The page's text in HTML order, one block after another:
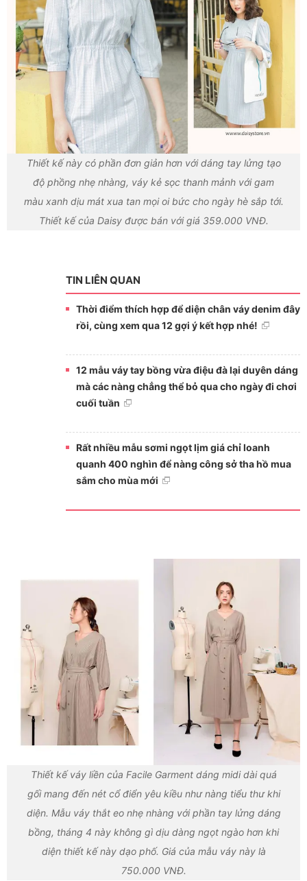
Thiết kế này có phần đơn giản hơn với dáng tay lửng tạo
độ phồng nhẹ nhàng, váy kẻ sọc thanh mảnh với gam
màu xanh dịu mát xua tan mọi oi bức cho ngày hè sắp tới.
Thiết kế của Daisy được bán với giá 359.000 VNĐ.
TIN LIÊN QUAN
Thời điểm thích hợp để diện chân váy denim đây
rồi, cùng xem qua 12 gợi ý kết hợp nhé!
12 mẫu váy tay bồng vừa điệu đà lại duyên dáng
mà các nàng chẳng thể bỏ qua cho ngày đi chơi
cuối tuần
Rất nhiều mẫu sơmi ngọt lịm giá chỉ loanh
quanh 400 nghìn để nàng công sở tha hồ mua
sắm cho mùa mới
Thiết kế váy liền của Facile Garment dáng midi dài quá
gối mang đến nét cổ điển yêu kiều như nàng tiểu thư khi
diện. Mẫu váy thắt eo nhẹ nhàng với phần tay lửng dáng
bồng, tháng 4 này không gì dịu dàng ngọt ngào hơn khi
diện thiết kế này dạo phố. Giá của mẫu váy này là
750.000 VNĐ.